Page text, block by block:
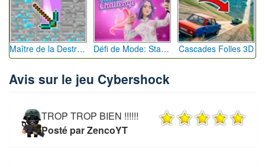
Maître de la Destruction: Fusion de Pioches Défi de Mode: Star du Podium Cascades Folles 3D
Avis sur le jeu Cybershock
TROP TROP BIEN !!!!!!
Posté par ZencoYT